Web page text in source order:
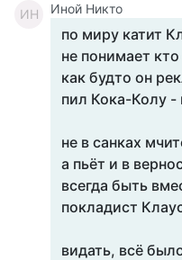
ИН Иной Никто
по миру катит
не понимает
как будто он
пил Кока-Колу -
не в санках
а пьёт и в
всегда быть
покладист
видать, всё